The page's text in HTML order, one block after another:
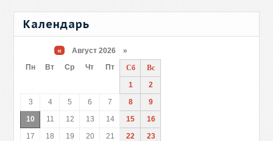
Календарь
« Август 2026 »
Пн
Вт Ср Чт Пт Сб
Вс
1
2
3
4 5 6 7 8
9
10
11 12 13 14 15
16
17
18 19 20 21 22
23